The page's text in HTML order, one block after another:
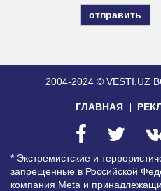
2004-2024 © VESTI.UZ
ГЛАВНАЯ
* Экстремистские и
запрещенные в Российской
компания Meta и